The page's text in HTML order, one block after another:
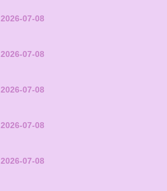
2026-07-08
2026-07-08
2026-07-08
2026-07-08
2026-07-08